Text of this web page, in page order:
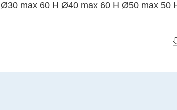
Ø30 max 60 H Ø40 max 60 H Ø50 max 50